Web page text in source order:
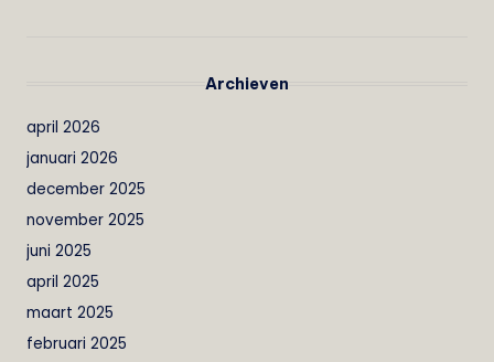
Archieven
april 2026
januari 2026
december 2025
november 2025
juni 2025
april 2025
maart 2025
februari 2025